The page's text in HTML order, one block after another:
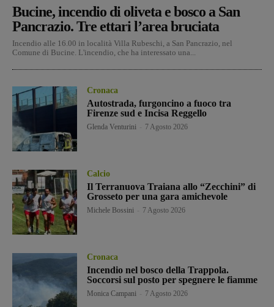
Bucine, incendio di oliveta e bosco a San
Pancrazio. Tre ettari l’area bruciata
Incendio alle 16.00 in località Villa Rubeschi, a San Pancrazio, nel
Comune di Bucine. L'incendio, che ha interessato una...
Cronaca
Autostrada, furgoncino a fuoco tra
Firenze sud e Incisa Reggello
Glenda Venturini 7 Agosto 2026
Calcio
Il Terranuova Traiana allo “Zecchini” di
Grosseto per una gara amichevole
Michele Bossini 7 Agosto 2026
Cronaca
Incendio nel bosco della Trappola.
Soccorsi sul posto per spegnere le fiamme
Monica Campani 7 Agosto 2026